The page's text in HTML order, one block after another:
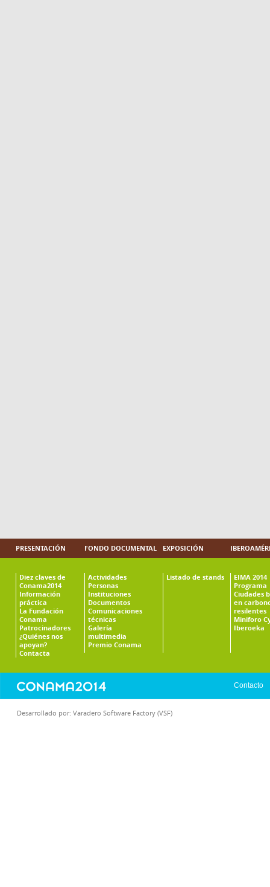
PRESENTACIÓN
Diez claves de
Conama2014
Información
práctica
La Fundación
Conama
Patrocinadores
¿Quiénes nos
apoyan?
Contacta
FONDO DOCUMENTAL
Actividades
Personas
Instituciones
Documentos
Comunicaciones
técnicas
Galería
multimedia
Premio Conama
EXPOSICIÓN
Listado de stands
EIMA 2014
Programa
Ciudades
en
resilentes
Miniforo
Iberoeka
Contacto
Desarrollado por: Varadero Software Factory (VSF)